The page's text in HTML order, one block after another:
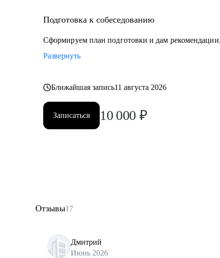
Подготовка к собеседованию
Сформируем план подготовки и дам
Развернуть
Ближайшая запись11 августа 2026
Записаться 10 000 ₽
Отзывы17
Дмитрий
Июнь 2026